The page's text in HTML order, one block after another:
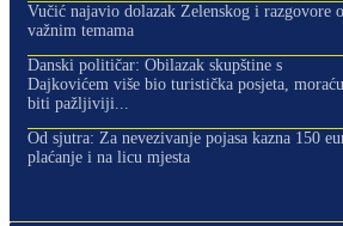
Vučić najavio dolazak Zelenskog i razgovore o
važnim temama
Danski političar: Obilazak skupštine s
Dajkovićem više bio turistička posjeta, moraću
biti pažljiviji...
Od sjutra: Za nevezivanje pojasa kazna 150
plaćanje i na licu mjesta